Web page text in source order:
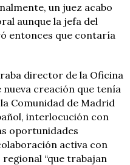
un juez acabo
aunque la jefa del
entonces que contaría
director de la Oficina
creación que tenía
Comunidad de Madrid
interlocución con
oportunidades
activa con
“que trabajan